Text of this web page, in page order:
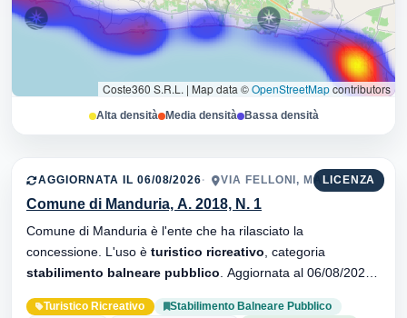
Coste360 S.R.L. | Map data ©OpenStreetMapcontributors
Alta densità Media densità Bassa densità
LICENZA
AGGIORNATA IL 06/08/2026 VIA FELLONI, MANDURIA
Comune di Manduria, A. 2018, N. 1
Comune di Manduria è l'ente che ha rilasciato la
concessione. L'uso è turistico ricreativo , categoria
stabilimento balneare pubblico
Turistico Ricreativo
Stabilimento Balneare Pubblico